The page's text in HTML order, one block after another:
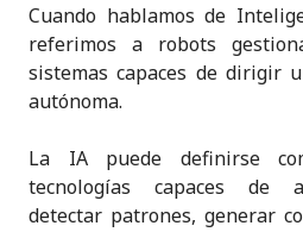
Cuando hablamos de
referimos a robots
sistemas capaces de dirigir
autónoma.
La IA puede definirse
tecnologías capaces de
detectar patrones, generar